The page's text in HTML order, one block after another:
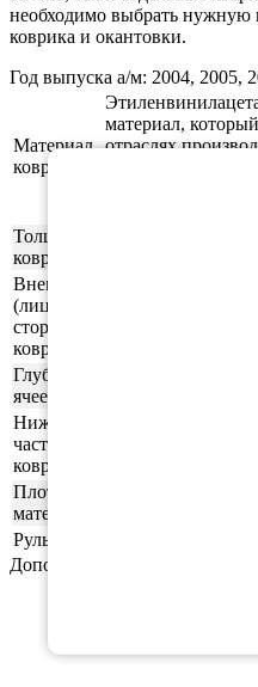
необходимо выбрать нужную
коврика и окантовки.
Год выпуска а/м: 2004, 2005,
Материал
ковриков
материал,
отраслях
производят
коврики,
Толщина
ковриков
Внешняя
(лицевая)
сторона
ковриков
ячейки СОТЫ/
Глубина
ячеек
Нижняя
часть
ковриков
Плотность
материала
Руль
Дополнительные аксессуары